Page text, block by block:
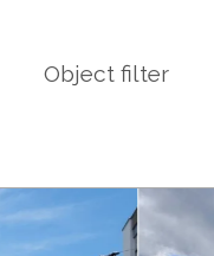
Object filter